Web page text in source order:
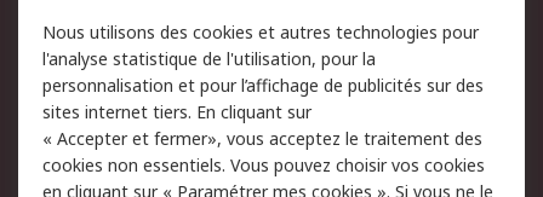
du site
Politique de protection
des données - Mise à
jour
Sécurité des E-mails
Conditions générales
Politique anti-
Nous utilisons des cookies et autres technologies pour
l'analyse statistique de l'utilisation, pour la
personnalisation et pour l’affichage de publicités sur des
sites internet tiers. En cliquant sur
« Accepter et fermer», vous acceptez le traitement des
cookies non essentiels. Vous pouvez choisir vos cookies
en cliquant sur « Paramétrer mes cookies ». Si vous ne le